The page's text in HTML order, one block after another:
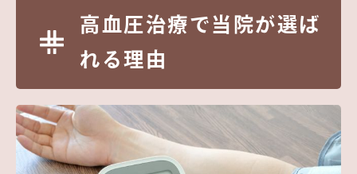
高血圧治療で当院が選ば
れる理由